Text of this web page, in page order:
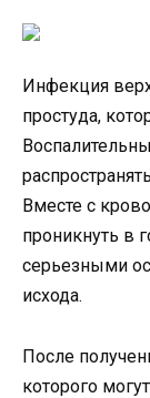
Инфекция
простуда,
Вместе с
проникнуть в
серьезными
исхода.
После
которого